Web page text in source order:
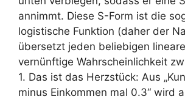
annimmt. Diese S-Form ist die
logistische Funktion (daher der
übersetzt jeden beliebigen
vernünftige Wahrscheinlichkeit
1. Das ist das Herzstück: Aus
minus Einkommen mal 0.3“ wird